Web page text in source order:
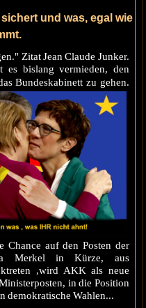
und was, egal wie
Zitat Jean Claude Junker.
es bislang vermieden, den
Bundeskabinett zu gehen.
Chance auf den Posten der
Merkel in Kürze, aus
,wird AKK als neue
in die Position
demokratische Wahlen...